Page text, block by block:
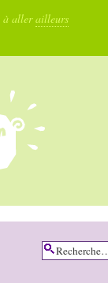
à allerailleurs